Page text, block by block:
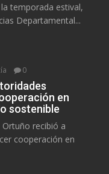
temporada estival,
Departamental...
0
en
sostenible
recibió a
cooperación en